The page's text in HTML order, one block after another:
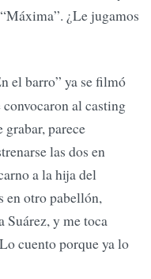
¿Le jugamos
el barro” ya se filmó
convocaron al casting
parece
las dos en
a la hija del
en otro pabellón,
Suárez, y me toca
cuento porque ya lo